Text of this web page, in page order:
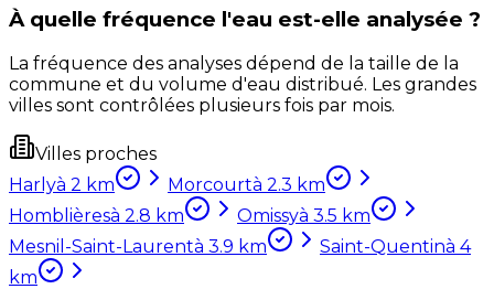
À quelle fréquence l'eau est-elle analysée ?
La fréquence des analyses dépend de la taille de la
commune et du volume d'eau distribué. Les grandes
villes sont contrôlées plusieurs fois par mois.
Villes proches
Harlyà 2 km Morcourtà 2.3 km
Homblièresà 2.8 km Omissyà 3.5 km
Mesnil-Saint-Laurentà 3.9 km Saint-Quentinà 4
km